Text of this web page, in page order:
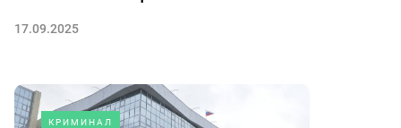
17.09.2025
КРИМИНАЛ